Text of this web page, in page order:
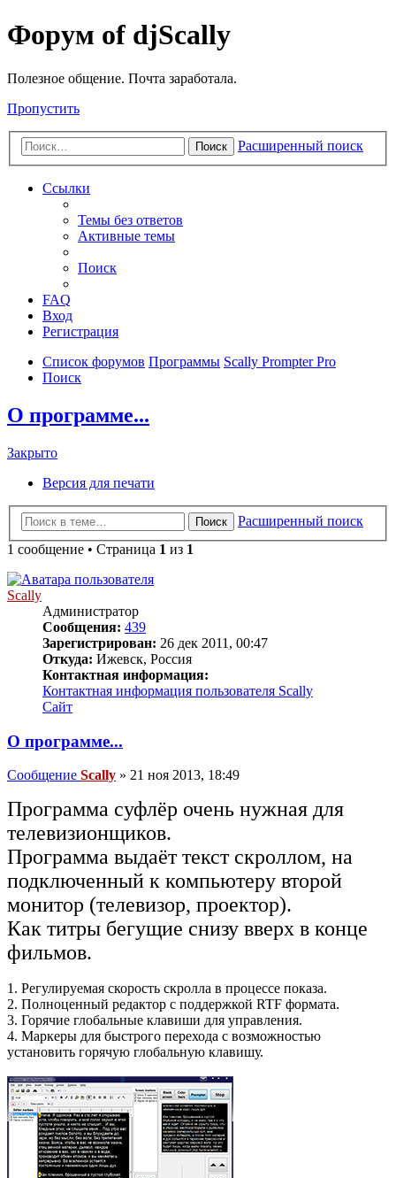
Форум of djScally
Полезное общение. Почта заработала.
Пропустить
Поиск Расширенный поиск
Ссылки
Темы без ответов
Активные темы
Поиск
FAQ
Вход
Регистрация
Список форумов Программы Scally Prompter Pro
Поиск
О программе...
Закрыто
Версия для печати
Поиск
Расширенный поиск
1 сообщение • Страница 1 из 1
Scally
Администратор
Сообщения: 439
Зарегистрирован: 26 дек 2011, 00:47
Откуда: Ижевск, Россия
Контактная информация:
Контактная информация пользователя Scally
Сайт
О программе...
Сообщение Scally » 21 ноя 2013, 18:49
Программа суфлёр очень нужная для
телевизионщиков.
Программа выдаёт текст скроллом, на
подключенный к компьютеру второй
монитор (телевизор, проектор).
Как титры бегущие снизу вверх в конце
фильмов.
1. Регулируемая скорость скролла в процессе показа.
2. Полноценный редактор с поддержкой RTF формата.
3. Горячие глобальные клавиши для управления.
4. Маркеры для быстрого перехода с возможностью
установить горячую глобальную клавишу.